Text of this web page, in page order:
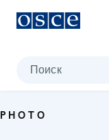
Поиск
PHOTO